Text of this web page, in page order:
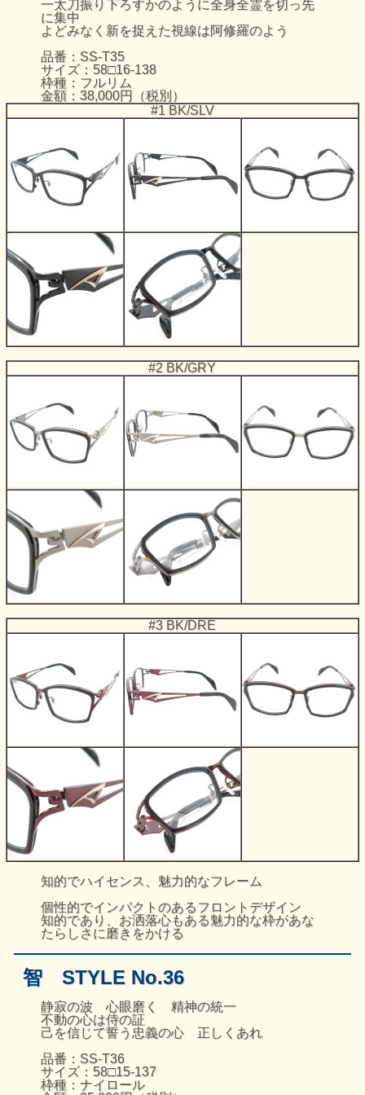
一太刀振り下ろすかのように全身全霊を切っ先
に集中
よどみなく新を捉えた視線は阿修羅のよう
品番：SS-T35
サイズ：58□16-138
枠種：フルリム
金額：38,000円（税別）
#1 BK/SLV
#2 BK/GRY
#3 BK/DRE
知的でハイセンス、魅力的なフレーム
個性的でインパクトのあるフロントデザイン
知的であり、お洒落心もある魅力的な枠があな
たらしさに磨きをかける
智 STYLE No.36
静寂の波 心眼磨く 精神の統一
不動の心は侍の証
己を信じて誓う忠義の心 正しくあれ
品番：SS-T36
サイズ：58□15-137
枠種：ナイロール